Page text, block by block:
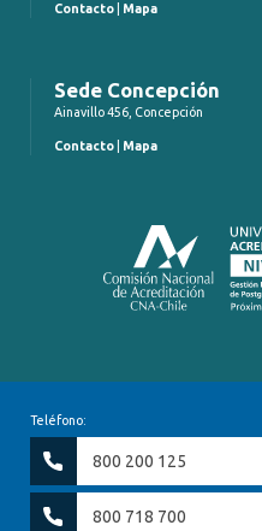
Contacto Mapa
Sede Concepción
Ainavillo 456, Concepción
Contacto Mapa
Teléfono:
800 200 125
800 718 700